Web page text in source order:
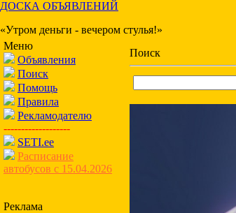
ДОСКА ОБЪЯВЛЕНИЙ
«Утром деньги - вечером стулья!»
Меню
Объявления
Поиск
Помощь
Правила
Рекламодателю
-------------------
SETI.ee
Расписание
автобусов с 15.04.2026
Реклама
Поиск